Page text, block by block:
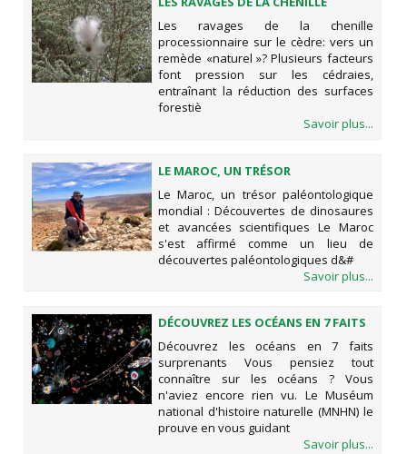
PROCESSIONNAIRE SUR LE CÈDRE:
VERS UN REMÈDE «NATUREL »?
Les ravages de la chenille
processionnaire sur le cèdre: vers un
remède «naturel »? Plusieurs facteurs
font pression sur les cédraies,
entraînant la réduction des surfaces
forestiè
Savoir plus...
LE MAROC, UN TRÉSOR
PALÉONTOLOGIQUE MONDIAL :
DÉCOUVERTES DE DINOSAURES ET
AVANCÉES SCIENTIFIQUES
Le Maroc, un trésor paléontologique
mondial : Découvertes de dinosaures
et avancées scientifiques Le Maroc
s'est affirmé comme un lieu de
découvertes paléontologiques d&#
Savoir plus...
DÉCOUVREZ LES OCÉANS EN 7 FAITS
SURPRENANTS
Découvrez les océans en 7 faits
surprenants Vous pensiez tout
connaître sur les océans ? Vous
n'aviez encore rien vu. Le Muséum
national d'histoire naturelle (MNHN) le
prouve en vous guidant
Savoir plus...